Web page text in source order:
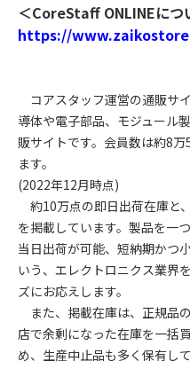
＜CoreStaff ONLINEにつ
https://
コアスタッフ運営の通販サ
導体や電子部品、モジュール
販サイトです。会員数は約8
ます。
(2022年12月時点)
約10万点の即日出荷在庫と
を掲載しています。製品を一
当日出荷が可能、短納期かつ
いう、エレクトロニクス業界
ズにお応えします。
また、掲載在庫は、正規品
店で余剰になった在庫を一括
め、生産中止品も多く保有し